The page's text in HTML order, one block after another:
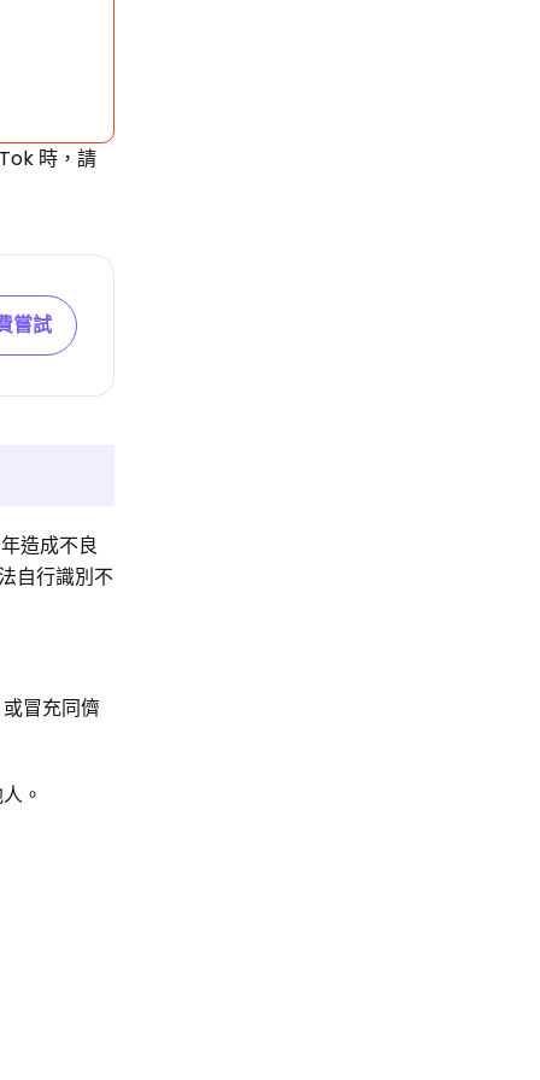
時，請
嘗試
造成不良
自行識別不
冒充同儕
。